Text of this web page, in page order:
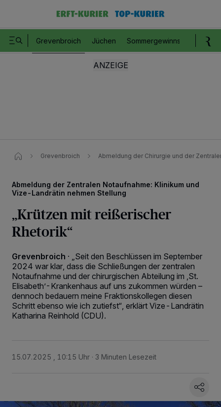
Grevenbroich Jüchen Sommergewinnspiel
Grevenbroich Abmeldung der Chirurgie und der
Abmeldung der Zentralen Notaufnahme: Klinikum und
Vize-Landrätin nehmen Stellung
„Krützen mit reißerischer
Rhetorik“
Grevenbroich · „Seit den Beschlüssen im September
2024 war klar, dass die Schließungen der zentralen
Notaufnahme und der chirurgischen Abteilung im ,St.
Elisabeth’-Krankenhaus auf uns zukommen würden –
dennoch bedauern meine Fraktionskollegen diesen
Schritt ebenso wie ich zutiefst“, erklärt Vize-Landrätin
Katharina Reinhold (CDU).
15.07.2025 , 10:15 Uhr 3 Minuten Lesezeit